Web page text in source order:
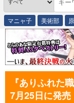
マニャ子 美術部
『ありふれた
7月25日に発売